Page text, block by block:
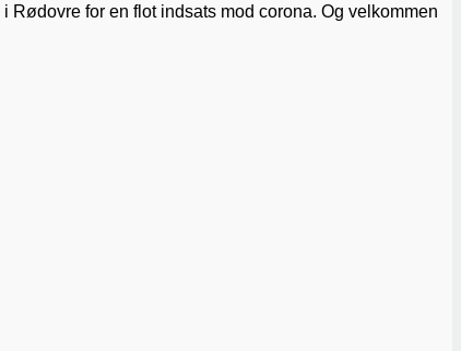
for en flot indsats mod corona. Og velkommen